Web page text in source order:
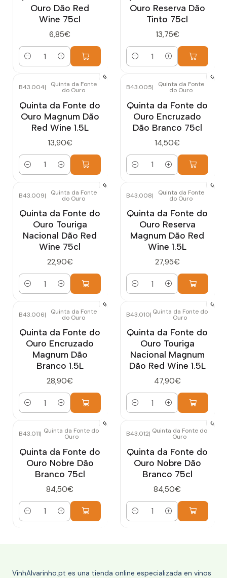
Ouro Dão Red
Wine 75cl
6,85€
Cantidad
Ouro Reserva Dão
Tinto 75cl
13,75€
Cantidad
B43.004| Quinta da Fonte
do Ouro
Quinta da Fonte do
Ouro Magnum Dão
Red Wine 1.5L
13,90€
Cantidad
B43.005| Quinta da Fonte
do Ouro
Quinta da Fonte do
Ouro Encruzado
Dão Branco 75cl
14,50€
Cantidad
B43.009| Quinta da Fonte
do Ouro
Quinta da Fonte do
Ouro Touriga
Nacional Dão Red
Wine 75cl
22,90€
Cantidad
B43.008| Quinta da Fonte
do Ouro
Quinta da Fonte do
Ouro Reserva
Magnum Dão Red
Wine 1.5L
27,95€
Cantidad
B43.006| Quinta da Fonte
do Ouro
Quinta da Fonte do
Ouro Encruzado
Magnum Dão
Branco 1.5L
28,90€
Cantidad
B43.010| Quinta da Fonte do
Ouro
Quinta da Fonte do
Ouro Touriga
Nacional Magnum
Dão Red Wine 1.5L
47,90€
Cantidad
B43.011| Quinta da Fonte do
Ouro
Quinta da Fonte do
Ouro Nobre Dão
Branco 75cl
84,50€
Cantidad
B43.012| Quinta da Fonte do
Ouro
Quinta da Fonte do
Ouro Nobre Dão
Branco 75cl
84,50€
Cantidad
VinhAlvarinho.pt es una tienda online especializada en vinos